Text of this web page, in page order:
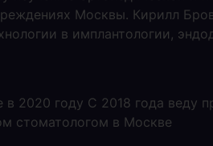
Москвы. Кирилл
в имплантологии,
2020 году С 2018 года веду
стоматологом в Москве